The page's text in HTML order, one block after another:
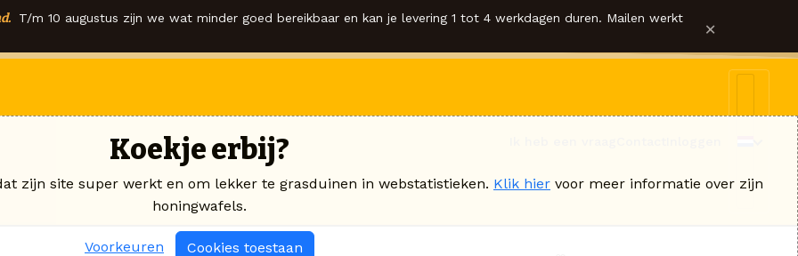
T/m 10 augustus zijn we wat minder goed bereikbaar en kan je levering 1 tot 4 werkdagen duren. Mailen werkt ×
Koekje erbij?
zijn site super werkt en om lekker te grasduinen in webstatistieken. Klik hier voor meer informatie over zijn
honingwafels.
Voorkeuren Cookies toestaan